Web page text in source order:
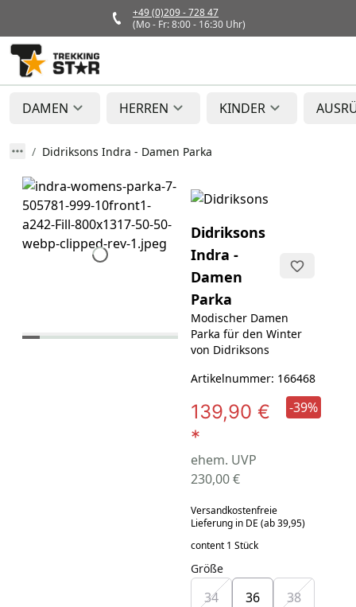
+49 (0)209 - 728 47
(Mo - Fr: 8:00 - 16:30 Uhr)
DAMEN HERREN KINDER
Didriksons Indra - Damen Parka
Didriksons
Indra -
Damen
Parka
Modischer Damen
Parka für den Winter
von Didriksons
Artikelnummer: 166468
139,90 €
*
ehem. UVP
230,00 €
-39%
Versandkostenfreie
Lieferung in DE (ab 39,95)
content 1 Stück
Größe
34 36 38